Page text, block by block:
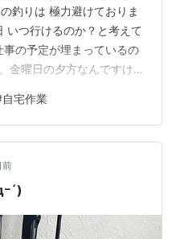
釣りは 極力避けておりま
いつ行けるのか？と考えて
の予定が埋まっているの
金曜日の夕方なんですけど
ゲッ！」となるところ 静
ウェルカムですよヽ(o＾▽
用事があっても 何がなんで
ますよ！ なので次回は明
朝行ってから 仕事をこな
自宅作業
前
´)